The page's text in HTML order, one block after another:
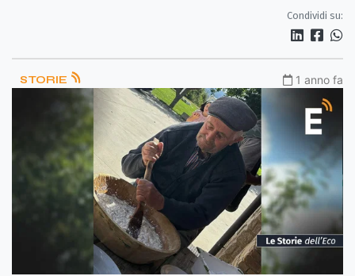
Condividi su:
STORIE 1 anno fa